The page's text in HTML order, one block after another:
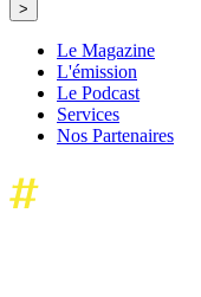
Le Magazine
L'émission
Le Podcast
Services
Nos Partenaires